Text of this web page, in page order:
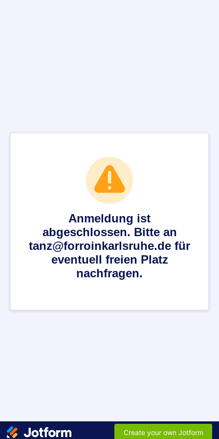
Anmeldung ist
abgeschlossen. Bitte an
tanz@forroinkarlsruhe.de für
eventuell freien Platz
nachfragen.
Create your own Jotform